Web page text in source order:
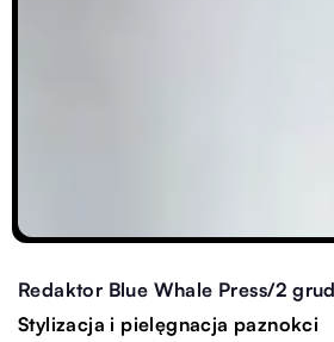
Redaktor Blue Whale Press/2
Stylizacja i pielęgnacja paznokci